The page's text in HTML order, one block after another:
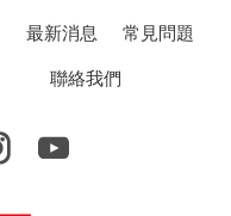
最新消息
常見問題
聯絡我們